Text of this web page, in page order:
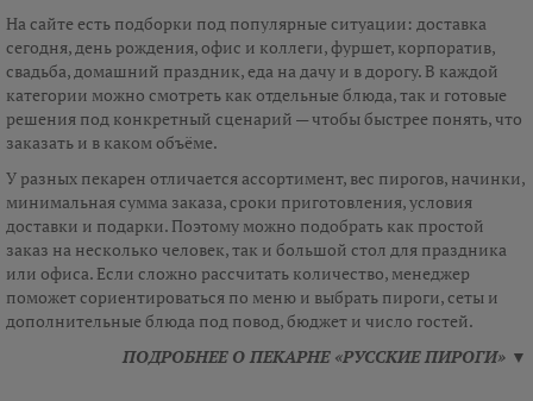
На сайте есть подборки под популярные ситуации: доставка
сегодня, день рождения, офис и коллеги, фуршет, корпоратив,
свадьба, домашний праздник, еда на дачу и в дорогу. В каждой
категории можно смотреть как отдельные блюда, так и готовые
решения под конкретный сценарий — чтобы быстрее понять, что
заказать и в каком объёме.
У разных пекарен отличается ассортимент, вес пирогов, начинки,
минимальная сумма заказа, сроки приготовления, условия
доставки и подарки. Поэтому можно подобрать как простой
заказ на несколько человек, так и большой стол для праздника
или офиса. Если сложно рассчитать количество, менеджер
поможет сориентироваться по меню и выбрать пироги, сеты и
дополнительные блюда под повод, бюджет и число гостей.
ПОДРОБНЕЕ О ПЕКАРНЕ «РУССКИЕ ПИРОГИ» ▼